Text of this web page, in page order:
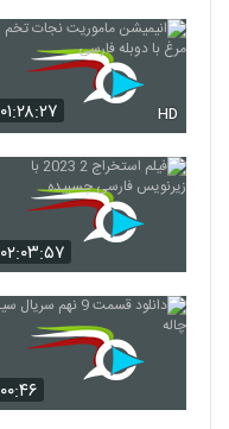
۰۱:۲۸:۲۷ HD
۰۲:۰۳:۵۷
۰۰:۴۶